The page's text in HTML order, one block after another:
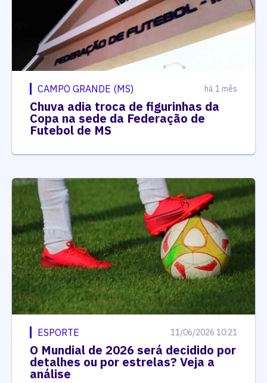
CAMPO GRANDE (MS) há 1 mês
Chuva adia troca de figurinhas da
Copa na sede da Federação de
Futebol de MS
ESPORTE 11/06/2026 10:21
O Mundial de 2026 será decidido por
detalhes ou por estrelas? Veja a
análise